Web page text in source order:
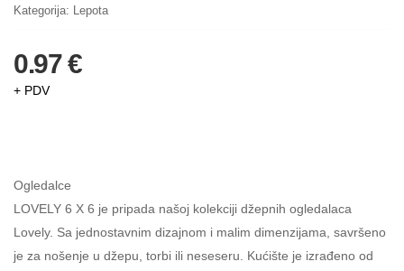
Kategorija: Lepota
0.97 €
+ PDV
Ogledalce
LOVELY 6 X 6 je pripada našoj kolekciji džepnih ogledalaca
Lovely. Sa jednostavnim dizajnom i malim dimenzijama, savršeno
je za nošenje u džepu, torbi ili neseseru. Kućište je izrađeno od